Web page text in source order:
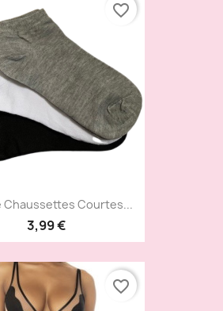
Chaussettes Courtes...
3,99 €
favorite_border
favorite_border